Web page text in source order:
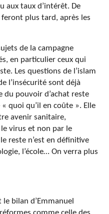
aux taux d’intérêt. De
plus tard, après les
de la campagne
en particulier ceux qui
Les questions de l’islam
l’insécurité sont déjà
du pouvoir d’achat reste
quoi qu’il en coûte ». Elle
avenir sanitaire,
virus et non par le
reste n’est en définitive
l’école… On verra plus
bilan d’Emmanuel